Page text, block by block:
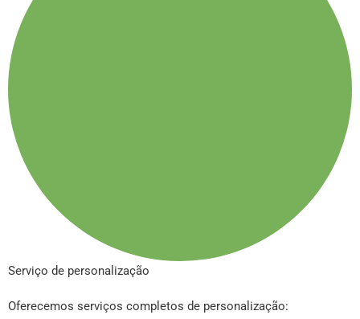
Serviço de personalização
Oferecemos serviços completos de personalização: